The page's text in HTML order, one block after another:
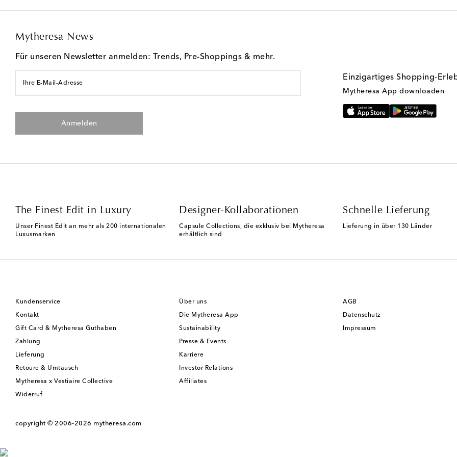
Mytheresa News
Für unseren Newsletter anmelden: Trends, Pre-Shoppings & mehr.
Ihre E-Mail-Adresse
Anmelden
Einzigartiges Shopping-
Mytheresa App downloaden
The Finest Edit in Luxury
Unser Finest Edit an mehr als 200 internationalen
Luxusmarken
Designer-Kollaborationen
Capsule Collections, die exklusiv bei Mytheresa
erhältlich sind
Schnelle Lieferung
Lieferung in über 130 Länder
Kundenservice
Kontakt
Gift Card & Mytheresa Guthaben
Zahlung
Lieferung
Retoure & Umtausch
Mytheresa x Vestiaire Collective
Widerruf
Über uns
Die Mytheresa App
Sustainability
Presse & Events
Karriere
Investor Relations
Affiliates
AGB
Datenschutz
Impressum
copyright © 2006-2026 mytheresa.com